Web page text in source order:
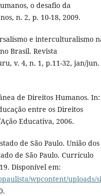
o desafio da
n. 2, p. 10-18, 2009.
e interculturalismo
Brasil. Revista
v. 4, n. 1, p.11-32, jan/jun.
de Direitos Humanos. In:
entre os Direitos
Educativa, 2006.
de São Paulo. União dos
de São Paulo. Currículo
Disponível em:
wpcontent/uploads/